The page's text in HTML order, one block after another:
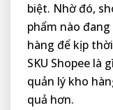
biệt. Nhờ đó,
phẩm nào
hàng để kịp
SKU Shopee là
quản lý kho
quả hơn.